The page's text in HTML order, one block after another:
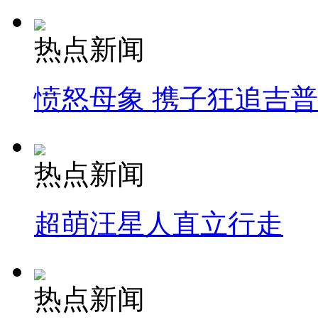
热点新闻
愤怒母象 携子狂追吉
热点新闻
超萌汪星人直立行走
热点新闻